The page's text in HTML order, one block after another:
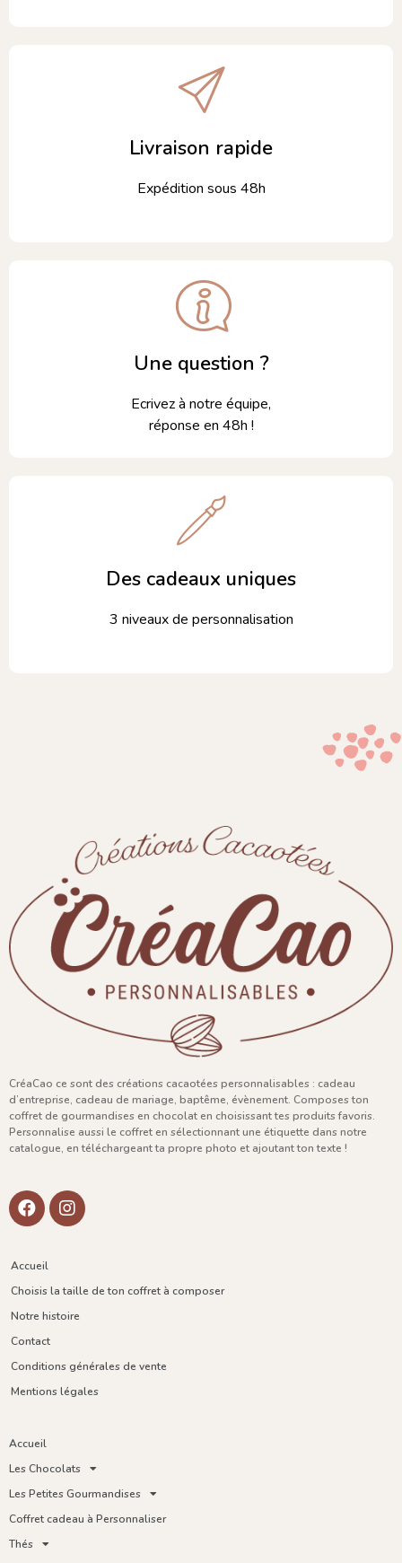
Livraison rapide
Expédition sous 48h
Une question ?
Ecrivez à notre équipe,
réponse en 48h !
Des cadeaux uniques
3 niveaux de personnalisation
CréaCao ce sont des créations cacaotées personnalisables : cadeau
d’entreprise, cadeau de mariage, baptême, évènement. Composes ton
coffret de gourmandises en chocolat en choisissant tes produits favoris.
Personnalise aussi le coffret en sélectionnant une étiquette dans notre
catalogue, en téléchargeant ta propre photo et ajoutant ton texte !
Accueil
Choisis la taille de ton coffret à composer
Notre histoire
Contact
Conditions générales de vente
Mentions légales
Accueil
Les Chocolats
Les Petites Gourmandises
Coffret cadeau à Personnaliser
Thés